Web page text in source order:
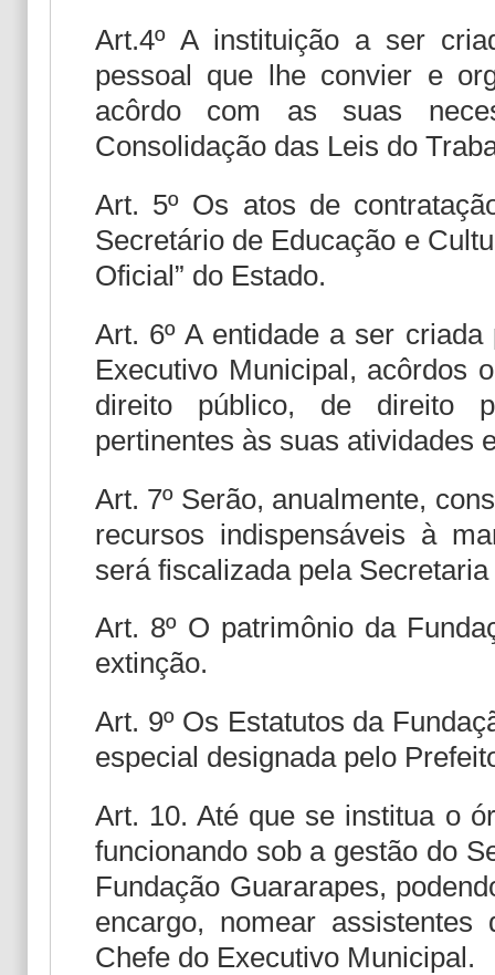
Art.4º A instituição a ser
pessoal que lhe convier e
acôrdo com as suas
Consolidação das Leis do
Art. 5º Os atos de
Secretário de Educação e
Oficial” do Estado.
Art. 6º A entidade a ser
Executivo Municipal, acôrdos
direito público, de direito
pertinentes às suas atividades
Art. 7º Serão, anualmente,
recursos indispensáveis à
será fiscalizada pela
Art. 8º O patrimônio da
extinção.
Art. 9º Os Estatutos da
especial designada pelo
Art. 10. Até que se institua o
funcionando sob a gestão do
Fundação Guararapes,
encargo, nomear
Chefe do Executivo Municipal.